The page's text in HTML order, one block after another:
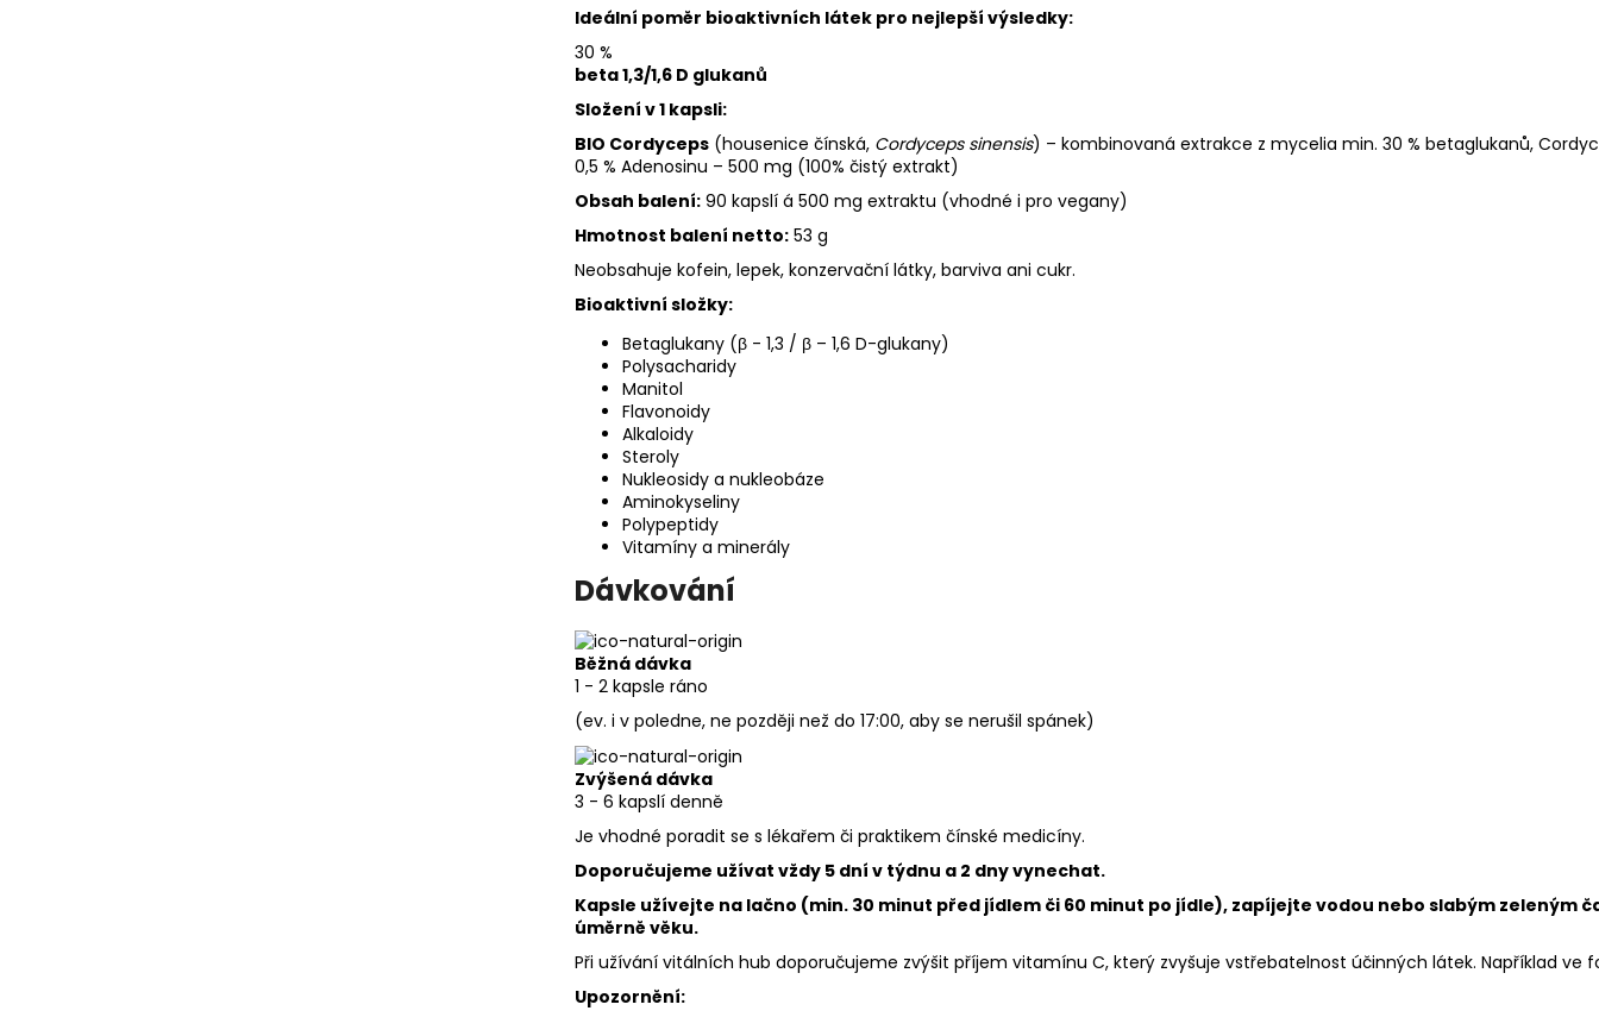
Ideální poměr bioaktivních látek pro nejlepší výsledky:
30 %
beta 1,3/1,6 D glukanů
Složení v 1 kapsli:
BIO Cordyceps (housenice čínská, Cordyceps sinensis) – kombinovaná extrakce z mycelia min. 30 % betaglukanů,
0,5 % Adenosinu – 500 mg (100% čistý extrakt)
Obsah balení: 90 kapslí á 500 mg extraktu (vhodné i pro vegany)
Hmotnost balení netto: 53 g
Neobsahuje kofein, lepek, konzervační látky, barviva ani cukr.
Bioaktivní složky:
Betaglukany (β - 1,3 / β – 1,6 D-glukany)
Polysacharidy
Manitol
Flavonoidy
Alkaloidy
Steroly
Nukleosidy a nukleobáze
Aminokyseliny
Polypeptidy
Vitamíny a minerály
Dávkování
Běžná dávka
1 - 2 kapsle ráno
(ev. i v poledne, ne později než do 17:00, aby se nerušil spánek)
Zvýšená dávka
3 - 6 kapslí denně
Je vhodné poradit se s lékařem či praktikem čínské medicíny.
Doporučujeme užívat vždy 5 dní v týdnu a 2 dny vynechat.
Kapsle užívejte na lačno (min. 30 minut před jídlem či 60 minut po jídle), zapíjejte vodou nebo slabým zeleným
úměrně věku.
Při užívání vitálních hub doporučujeme zvýšit příjem vitamínu C, který zvyšuje vstřebatelnost účinných látek. Například ve
Upozornění: